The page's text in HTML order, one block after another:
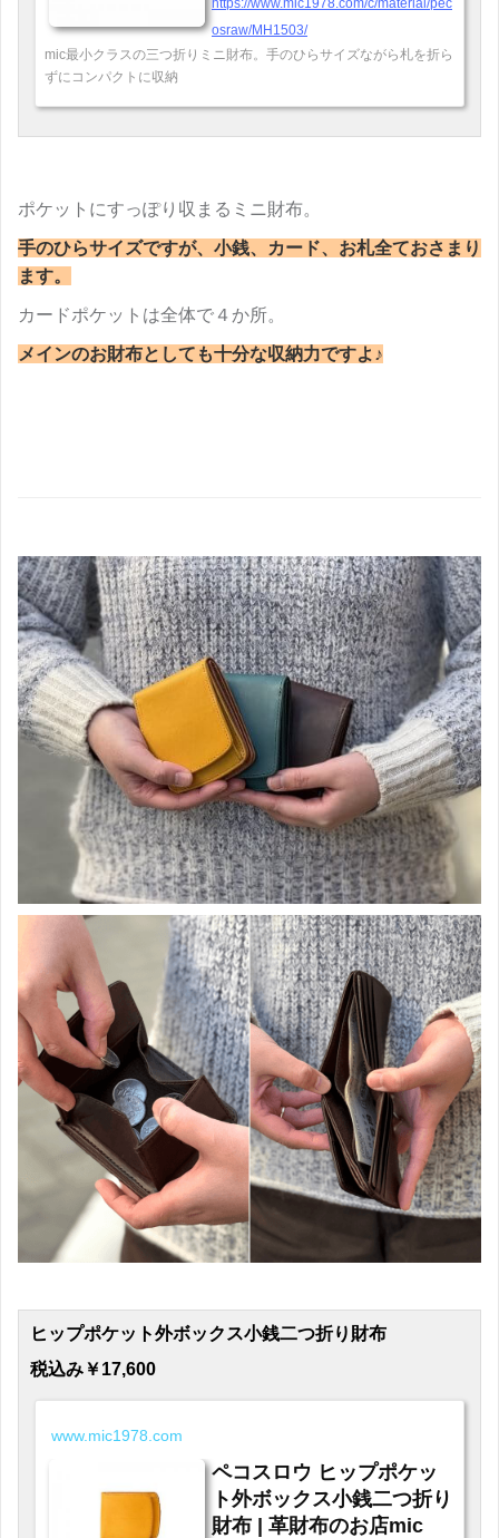
osraw/MH1503/
mic最小クラスの三つ折りミニ財布。手のひらサイズながら札を折ら
ずにコンパクトに収納
ポケットにすっぽり収まるミニ財布。
手のひらサイズですが、小銭、カード、お札全ておさまり
ます。
カードポケットは全体で４か所。
メインのお財布としても十分な収納力ですよ♪
ヒップポケット外ボックス小銭二つ折り財布
税込み￥17,600
www.mic1978.com
ペコスロウ ヒップポケッ
ト外ボックス小銭二つ折り
財布 | 革財布のお店mic